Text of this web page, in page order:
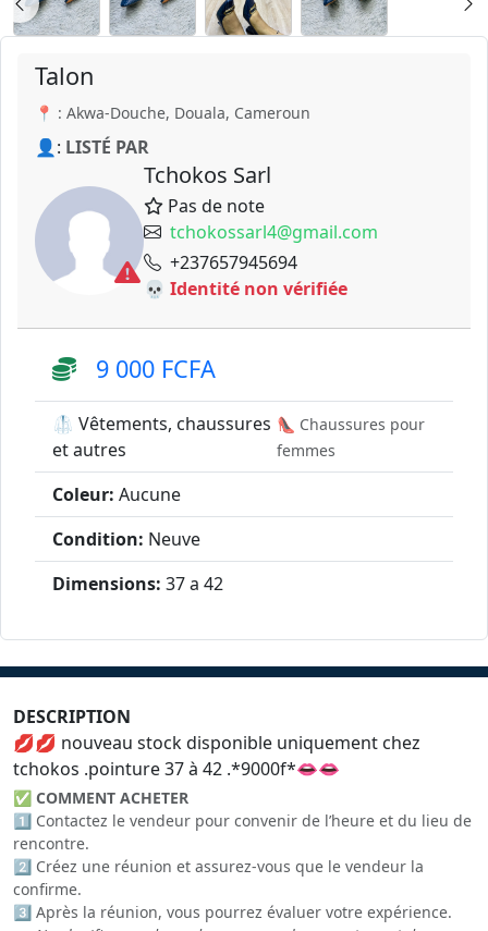
Talon
📍 : Akwa-Douche, Douala, Cameroun
👤: LISTÉ PAR
Tchokos Sarl
Pas de note
tchokossarl4@gmail.com
+237657945694
💀 Identité non vérifiée
9 000 FCFA
🥼 Vêtements, chaussures
et autres
👠 Chaussures pour
femmes
Coleur: Aucune
Condition: Neuve
Dimensions: 37 a 42
DESCRIPTION
💋💋 nouveau stock disponible uniquement chez
tchokos .pointure 37 à 42 .*9000f*👄👄
✅ COMMENT ACHETER
1️⃣ Contactez le vendeur pour convenir de l’heure et du lieu de
rencontre.
2️⃣ Créez une réunion et assurez-vous que le vendeur la
confirme.
3️⃣ Après la réunion, vous pourrez évaluer votre expérience.